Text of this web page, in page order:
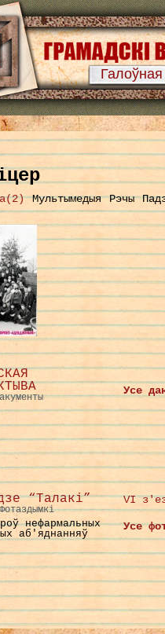
Галоўная
Мультымедыя Рэчы
Усе
“Талакі”
нефармальных
аб'яднанняў
VI
Усе